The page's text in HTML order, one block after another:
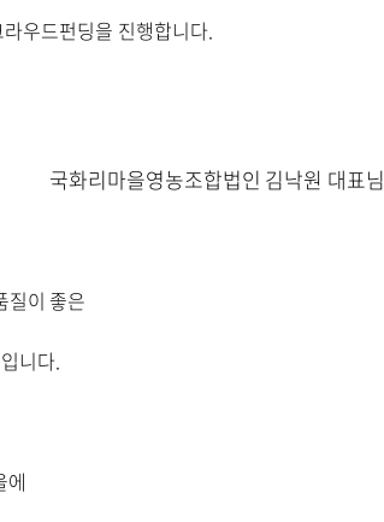
우드펀딩을 진행합니다.
국화리마을영농조합법인 김낙원 대표님
질이 좋은
니다.
에